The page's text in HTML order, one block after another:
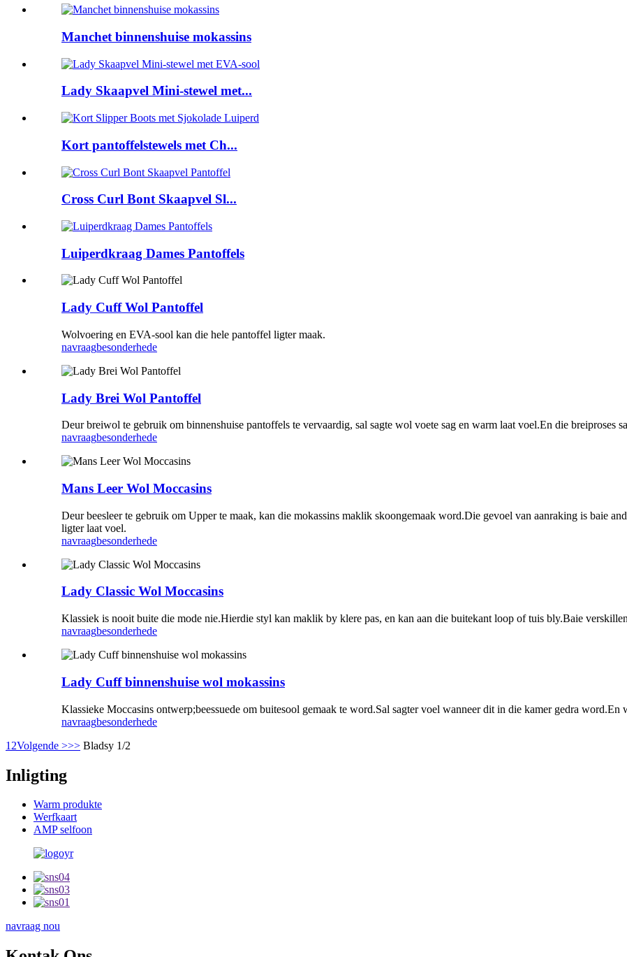
Manchet binnenshuise mokassins
Lady Skaapvel Mini-stewel met...
Kort pantoffelstewels met Ch...
Cross Curl Bont Skaapvel Sl...
Luiperdkraag Dames Pantoffels
Lady Cuff Wol Pantoffel
Wolvoering en EVA-sool kan die hele pantoffel ligter maak.
navraagbesonderhede
Lady Brei Wol Pantoffel
Deur breiwol te gebruik om binnenshuise pantoffels te vervaardig, sal sagte wol voete sag en warm laat voel.En die breiproses
navraagbesonderhede
Mans Leer Wol Moccasins
Deur beesleer te gebruik om Upper te maak, kan die mokassins maklik skoongemaak word.Die gevoel van aanraking is baie
ligter laat voel.
navraagbesonderhede
Lady Classic Wol Moccasins
Klassiek is nooit buite die mode nie.Hierdie styl kan maklik by klere pas, en kan aan die buitekant loop of tuis bly.Baie
navraagbesonderhede
Lady Cuff binnenshuise wol mokassins
Klassieke Moccasins ontwerp;beessuede om buitesool gemaak te word.Sal sagter voel wanneer dit in die kamer gedra
navraagbesonderhede
1 2Volgende >>> Bladsy 1/2
Inligting
Warm produkte
Werfkaart
AMP selfoon
navraag nou